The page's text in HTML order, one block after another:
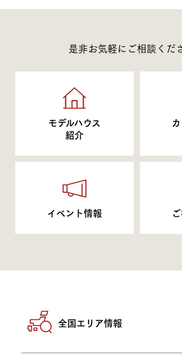
是非お気軽にご相談くだ
モデルハウス
紹介
イベント情報
全国エリア情報